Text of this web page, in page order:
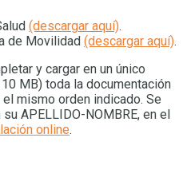
(descargar aquí).
de Movilidad (descargar aquí).
y cargar en un único
MB) toda la documentación
mismo orden indicado. Se
APELLIDO-NOMBRE, en el
online.